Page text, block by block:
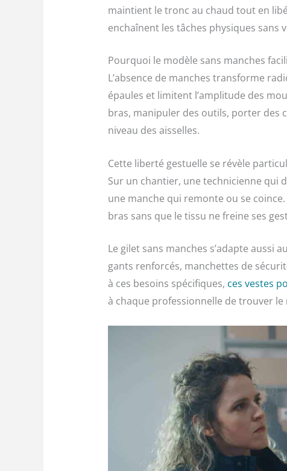
maintient le tronc au chaud tout en
enchaînent les tâches physiques
Pourquoi le modèle sans manches
L’absence de manches transforme
épaules et limitent l’amplitude des
bras, manipuler des outils, porter des
niveau des aisselles.
Cette liberté gestuelle se révèle
Sur un chantier, une technicienne qui
une manche qui remonte ou se
bras sans que le tissu ne freine ses
Le gilet sans manches s’adapte
gants renforcés, manchettes de
à ces besoins spécifiques, ces vestes
à chaque professionnelle de trouver